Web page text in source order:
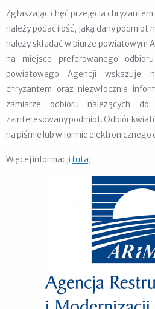
Zgłaszając chęć przejęcia
należy podać ilość, jaką dany podmiot
należy składać w biurze powiatowym
na miejsce preferowanego
powiatowego Agencji wskazuje
chryzantem oraz niezwłocznie
zamiarze odbioru należących
zainteresowany podmiot. Odbiór
na piśmie lub w formie elektronicznego
Więcej informacjitutaj